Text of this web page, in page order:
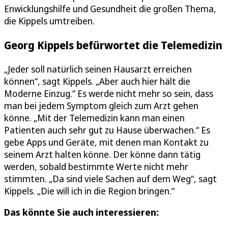
Enwicklungshilfe und Gesundheit die großen Thema,
die Kippels umtreiben.
Georg Kippels befürwortet die Telemedizin
„Jeder soll natürlich seinen Hausarzt erreichen
können“, sagt Kippels. „Aber auch hier hält die
Moderne Einzug.“ Es werde nicht mehr so sein, dass
man bei jedem Symptom gleich zum Arzt gehen
könne. „Mit der Telemedizin kann man einen
Patienten auch sehr gut zu Hause überwachen.“ Es
gebe Apps und Geräte, mit denen man Kontakt zu
seinem Arzt halten könne. Der könne dann tätig
werden, sobald bestimmte Werte nicht mehr
stimmten. „Da sind viele Sachen auf dem Weg“, sagt
Kippels. „Die will ich in die Region bringen.“
Das könnte Sie auch interessieren: